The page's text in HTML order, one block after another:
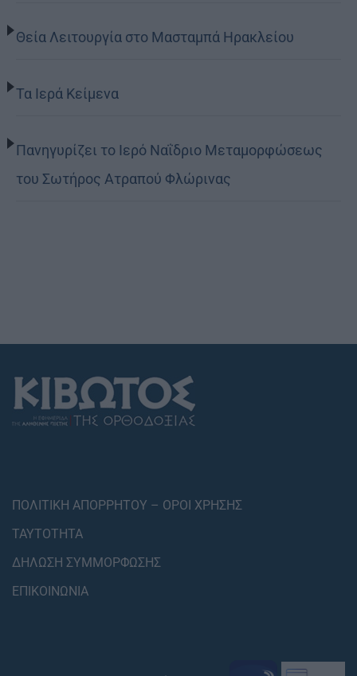
Θεία Λειτουργία στο Μασταμπά Ηρακλείου
Τα Ιερά Κείμενα
Πανηγυρίζει το Ιερό Ναΐδριο Μεταμορφώσεως
του Σωτήρος Ατραπού Φλώρινας
ΠΟΛΙΤΙΚΗ ΑΠΟΡΡΗΤΟΥ – ΟΡΟΙ ΧΡΗΣΗΣ
ΤΑΥΤΟΤΗΤΑ
ΔΗΛΩΣΗ ΣΥΜΜΟΡΦΩΣΗΣ
ΕΠΙΚΟΙΝΩΝΙΑ